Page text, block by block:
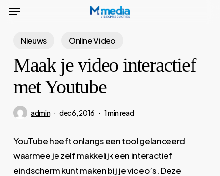
SkipMenu
Nieuws Online Video
Maak je video interactief
met Youtube
admin dec 6, 2016 1 min read
YouTube heeft onlangs een tool gelanceerd
waarmee je zelf makkelijk een interactief
eindscherm kunt maken bij je video’s. Deze